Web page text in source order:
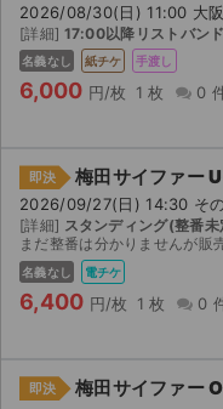
2026/08/30(日) 11:00 大
[詳細] 17:00以降リストバン
名義なし 紙チケ 手渡し
6,000 円/枚 1 枚 0
即決 梅田サイファー
2026/09/27(日) 14:30 そ
[詳細] スタンディング(整番未
まだ整番は分かりませんが販売開始してすぐに取りました。(※入場時別途2ドリンク代
名義なし 電チケ
6,400 円/枚 1 枚 0
即決
梅田サイファー